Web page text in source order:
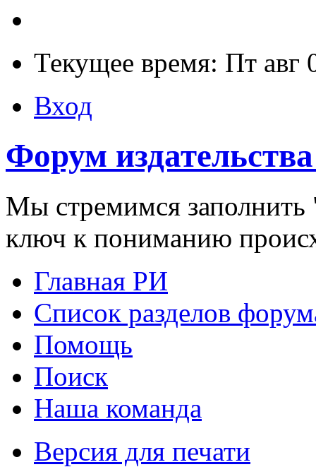
Текущее время: Пт авг
Вход
Форум
Мы стремимся заполнить
ключ к пониманию
Главная РИ
Список разделов
Помощь
Поиск
Наша команда
Версия для печати